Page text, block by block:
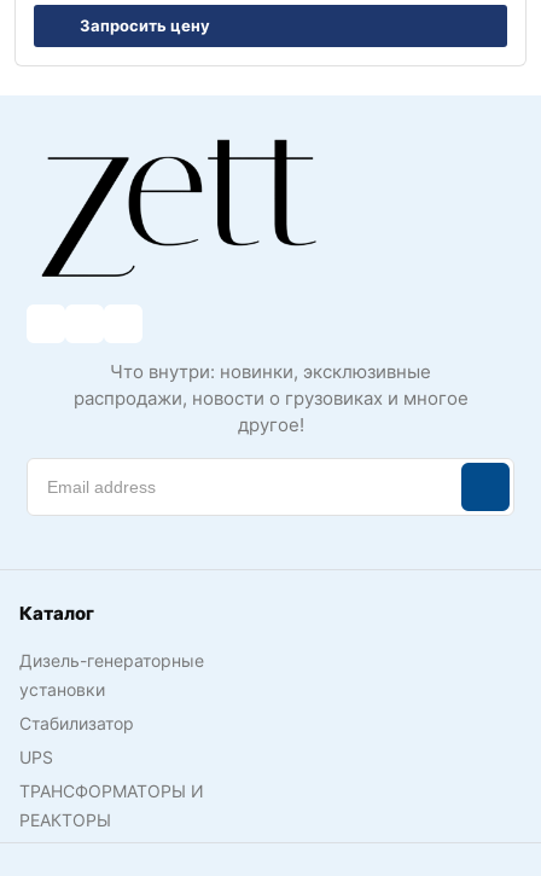
Запросить цену
Что внутри: новинки, эксклюзивные
распродажи, новости о грузовиках и многое
другое!
Каталог
Дизель-генераторные
установки
Стабилизатор
UPS
ТРАНСФОРМАТОРЫ И
РЕАКТОРЫ